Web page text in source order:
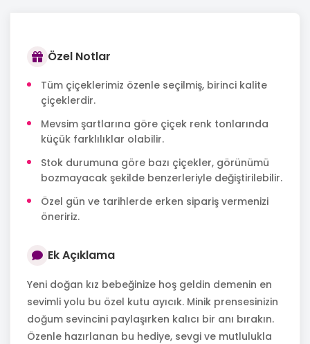
Özel Notlar
Tüm çiçeklerimiz özenle seçilmiş, birinci kalite
çiçeklerdir.
Mevsim şartlarına göre çiçek renk tonlarında
küçük farklılıklar olabilir.
Stok durumuna göre bazı çiçekler, görünümü
bozmayacak şekilde benzerleriyle değiştirilebilir.
Özel gün ve tarihlerde erken sipariş vermenizi
öneririz.
Ek Açıklama
Yeni doğan kız bebeğinize hoş geldin demenin en
sevimli yolu bu özel kutu ayıcık. Minik prensesinizin
doğum sevincini paylaşırken kalıcı bir anı bırakın.
Özenle hazırlanan bu hediye, sevgi ve mutlulukla